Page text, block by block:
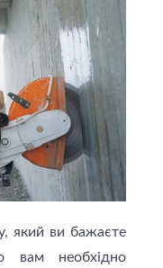
який ви бажаєте
вам необхідно